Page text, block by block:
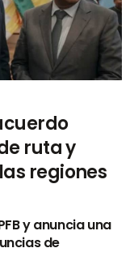
ruta y
regiones
y anuncia una
de